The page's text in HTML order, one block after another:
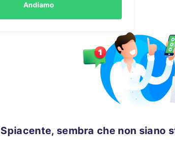
Andiamo
Spiacente, sembra che non siano